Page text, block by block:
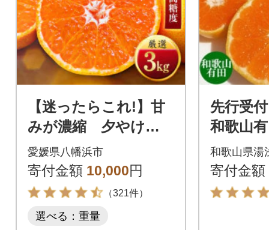
【迷ったらこれ!】甘
みが濃縮 夕やけみ
かん【極】3kg 愛媛
県産【C49-25】
愛媛県八幡浜市
寄付金額 10,000円
（321件）
選べる：重量
先行受
和歌山
0kg(S、
浅町】
和歌山県湯
寄付金額